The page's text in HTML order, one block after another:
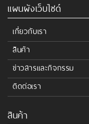
แผนผังเว็บไซด์
เกี่ยวกับเรา
สินค้า
ข่าวสารและกิจกรรม
ติดต่อเรา
สินค้า